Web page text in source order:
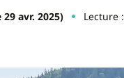
avr. 2025) Lecture